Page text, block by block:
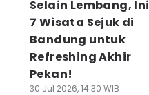
Selain Lembang, Ini
7 Wisata Sejuk di
Bandung untuk
Refreshing Akhir
Pekan!
30 Jul 2026, 14:30 WIB